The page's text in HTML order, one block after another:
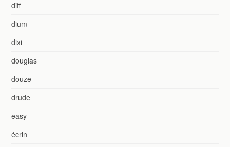
diff
dium
dixi
douglas
douze
drude
easy
écrin